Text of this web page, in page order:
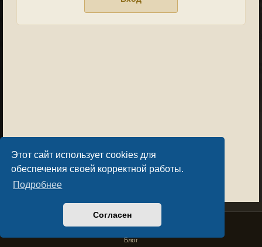
Этот сайт использует cookies для
обеспечения своей корректной работы.
Подробнее
Согласен
Privacy PolicyLicense Agreement
Copyright © Sacralium Games 2023-
Блог